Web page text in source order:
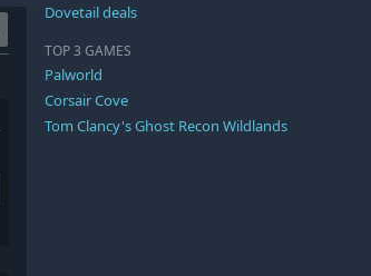
Dovetail deals
TOP 3 GAMES
Palworld
Corsair Cove
Tom Clancy's Ghost Recon Wildlands